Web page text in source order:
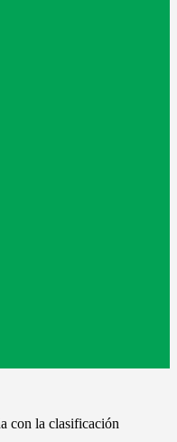
con la clasificación